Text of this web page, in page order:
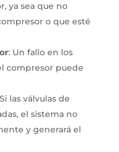
ya sea que no
o que esté
: Un fallo en los
compresor puede
las válvulas de
el sistema no
y generará el